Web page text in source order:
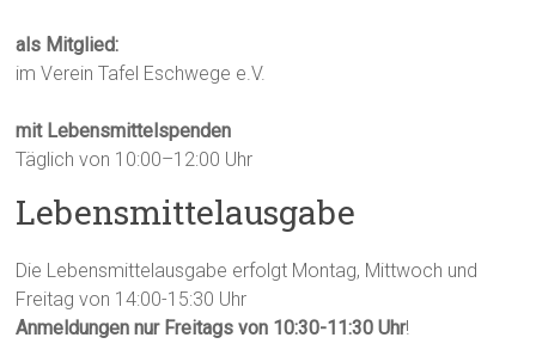
als Mitglied:
im Verein Tafel Eschwege e.V.
mit Lebensmittelspenden
Täglich von 10:00–12:00 Uhr
Lebensmittelausgabe
Die Lebensmittelausgabe erfolgt Montag, Mittwoch und
Freitag von 14:00-15:30 Uhr
Anmeldungen nur Freitags von 10:30-11:30 Uhr!